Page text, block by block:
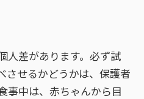
人差があります。必ず試
させるかどうかは、保護者
事中は、赤ちゃんから目